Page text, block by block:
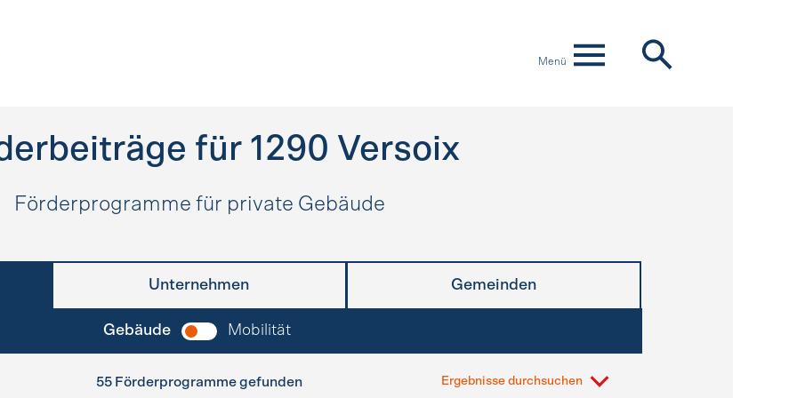
Menü
für 1290 Versoix
Förderprogramme für private Gebäude
Unternehmen Gemeinden
Gebäude Mobilität
55 Förderprogramme gefunden Ergebnisse durchsuchen